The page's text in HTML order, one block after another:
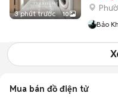
3 phút trước 10
Bảo
Mua bán đồ điện tử